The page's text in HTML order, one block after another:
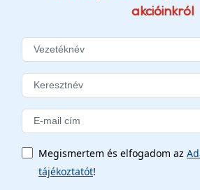
akcióinkról
Megismertem és elfogadom az
tájékoztatót!